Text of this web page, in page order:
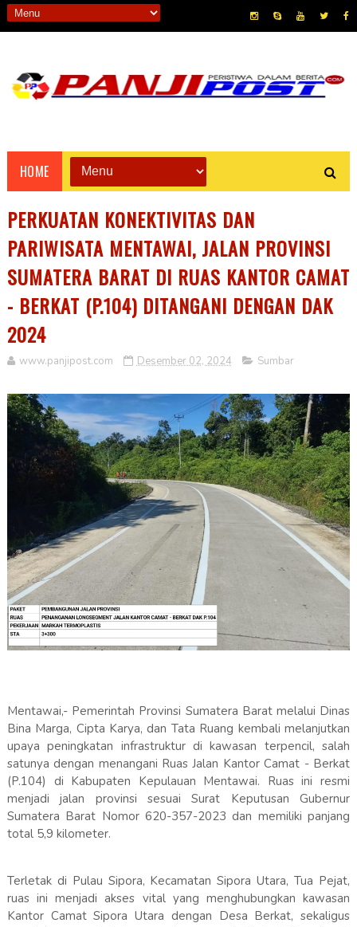
HOME
PERKUATAN KONEKTIVITAS DAN
PARIWISATA MENTAWAI, JALAN PROVINSI
SUMATERA BARAT DI RUAS KANTOR CAMAT
- BERKAT (P.104) DITANGANI DENGAN DAK
2024
www.panjipost.com Desember 02, 2024 Sumbar
Mentawai,- Pemerintah Provinsi Sumatera Barat melalui Dinas
Bina Marga, Cipta Karya, dan Tata Ruang kembali melanjutkan
upaya peningkatan infrastruktur di kawasan terpencil, salah
satunya dengan menangani Ruas Jalan Kantor Camat - Berkat
(P.104) di Kabupaten Kepulauan Mentawai. Ruas ini resmi
menjadi jalan provinsi sesuai Surat Keputusan Gubernur
Sumatera Barat Nomor 620-357-2023 dan memiliki panjang
total 5,9 kilometer.
Terletak di Pulau Sipora, Kecamatan Sipora Utara, Tua Pejat,
ruas ini menjadi akses vital yang menghubungkan kawasan
Kantor Camat Sipora Utara dengan Desa Berkat, sekaligus